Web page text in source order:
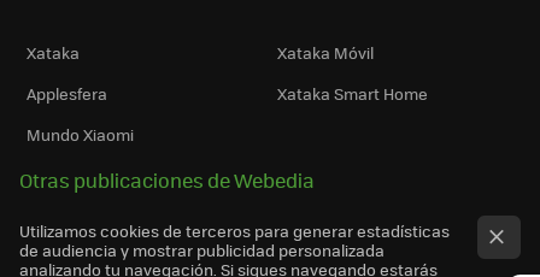
Xataka
Xataka Móvil
Applesfera
Xataka Smart Home
Mundo Xiaomi
Otras publicaciones de Webedia
Utilizamos cookies de terceros para generar estadísticas
de audiencia y mostrar publicidad personalizada
analizando tu navegación. Si sigues navegando estarás